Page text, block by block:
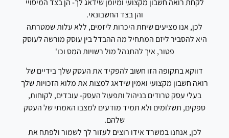
והן בצד החשבונאי.
לכן, אנו מציעים שיחת היכרות ליזמים, ללא עלות שמטרתה
היא להסביר ליזם המתחיל מה ההבדל בין עוסק מורשה לעוסק
פטור, איך להתנהל מול רשויות המס וכו'
דווקא בתקופה הזו חשוב להפקיד את העסק שלך בידיים של
רואה חשבון מקצועי ואמין שידאג למצות את מלוא הזכויות שלך
בעלי עסק טרודים בניהול ותפעול העסק- עובדים, לקוחות,
ספקים, תשלומים ולא תמיד מודעים למצבו האמתי של העסק
שלהם.
לכן, אנחנו במשרד אידו רוצים לעזור לך לשמור ולפתח את